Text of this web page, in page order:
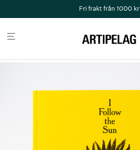
Fri frakt från 1000 kr